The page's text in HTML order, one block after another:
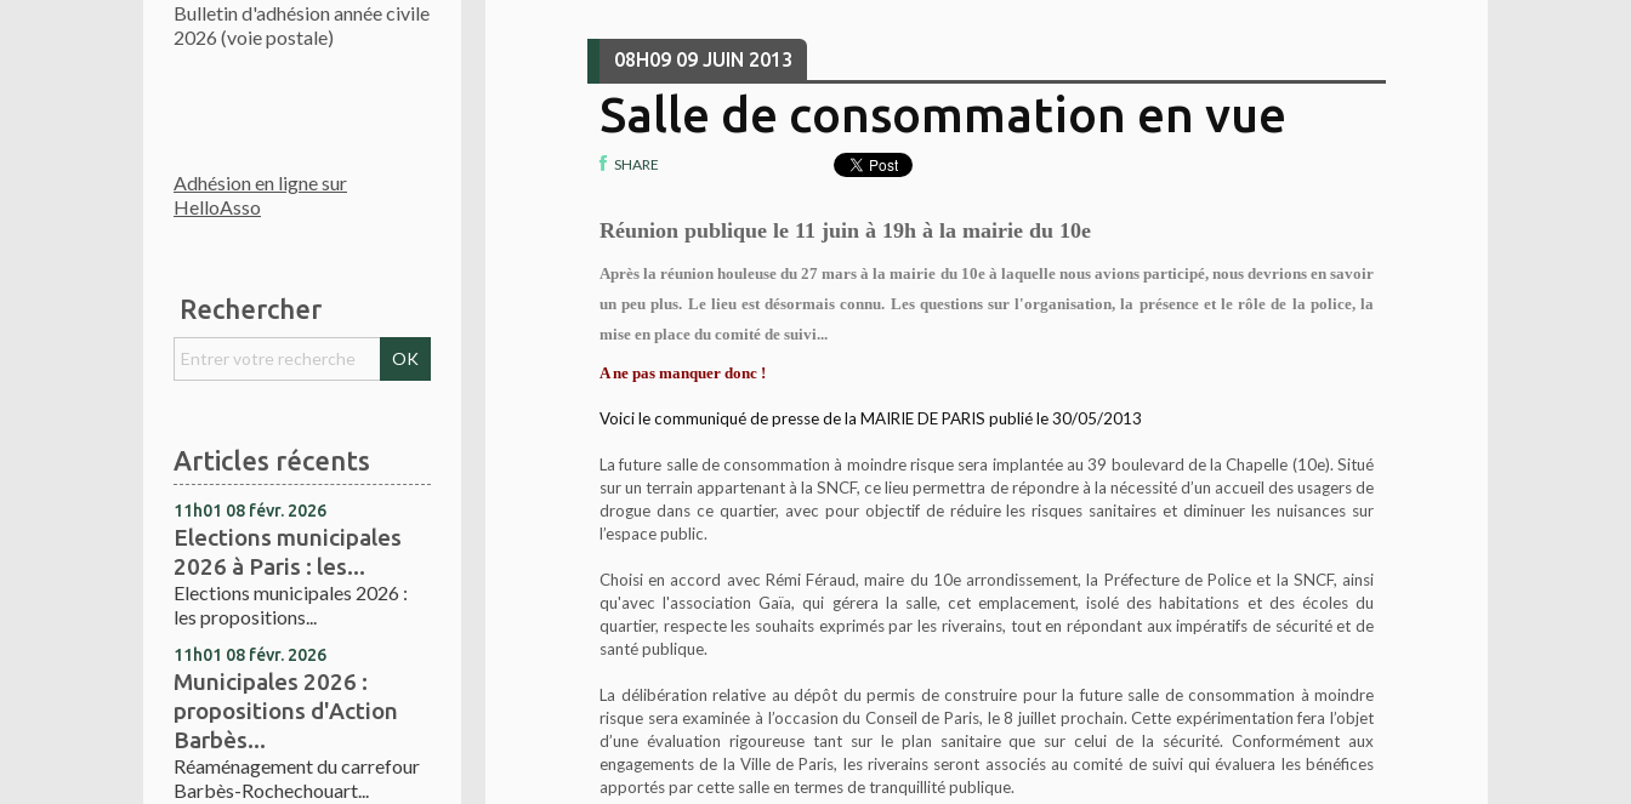
Bulletin d'adhésion année civile
2026 (voie postale)
Adhésion en ligne sur
HelloAsso
Rechercher
Articles récents
11h01 08 févr. 2026
Elections municipales
2026 à Paris : les...
Elections municipales 2026 :
les propositions...
11h01 08 févr. 2026
Municipales 2026 :
propositions d'Action
Barbès...
Réaménagement du carrefour
Barbès-Rochechouart...
08H09 09 JUIN 2013
Salle de consommation en vue
SHARE
Réunion publique le 11 juin à 19h à la mairie du 10e
Après la réunion houleuse du 27 mars à la mairie du 10e à laquelle nous avions participé, nous devrions en savoir
un peu plus. Le lieu est désormais connu. Les questions sur l'organisation, la présence et le rôle de la police, la
mise en place du comité de suivi...
A ne pas manquer donc !
Voici le communiqué de presse de la MAIRIE DE PARIS publié le 30/05/2013
La future salle de consommation à moindre risque sera implantée au 39 boulevard de la Chapelle (10e). Situé
sur un terrain appartenant à la SNCF, ce lieu permettra de répondre à la nécessité d’un accueil des usagers de
drogue dans ce quartier, avec pour objectif de réduire les risques sanitaires et diminuer les nuisances sur
l’espace public.
Choisi en accord avec Rémi Féraud, maire du 10e arrondissement, la Préfecture de Police et la SNCF, ainsi
qu'avec l'association Gaïa, qui gérera la salle, cet emplacement, isolé des habitations et des écoles du
quartier, respecte les souhaits exprimés par les riverains, tout en répondant aux impératifs de sécurité et de
santé publique.
La délibération relative au dépôt du permis de construire pour la future salle de consommation à moindre
risque sera examinée à l’occasion du Conseil de Paris, le 8 juillet prochain. Cette expérimentation fera l’objet
d’une évaluation rigoureuse tant sur le plan sanitaire que sur celui de la sécurité. Conformément aux
engagements de la Ville de Paris, les riverains seront associés au comité de suivi qui évaluera les bénéfices
apportés par cette salle en termes de tranquillité publique.